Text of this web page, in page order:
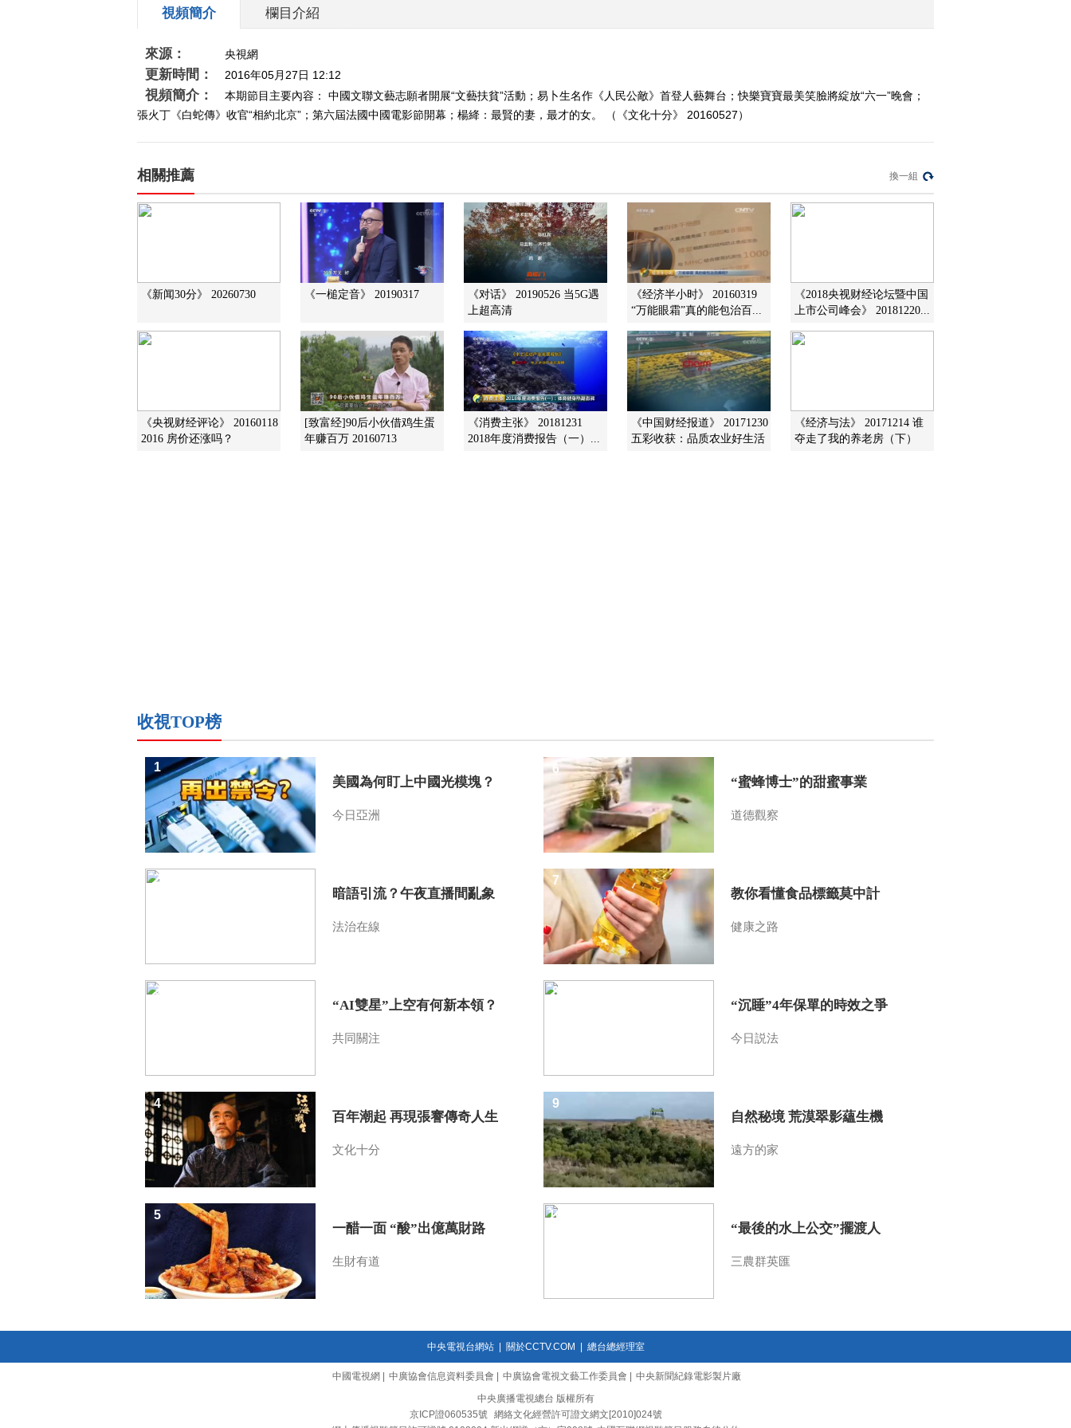
2016-05-19 12:09:12
2016-05-18 12:45:10
《文化十分》 20160517
《文化十分》 20160516
2016-05-11 12:22:09
2016-05-05 14:29:11
《文化十分》 20160503
視頻簡介 欄目介紹
來源： 央視網
更新時間： 2016年05月27日 12:12
視頻簡介：
本期節目主要內容： 中國文聯文藝志願者開展“文藝扶貧”活動；易卜生名作《人民公敵》首登人藝舞台；快樂寶寶最美笑臉將綻放“六一”晚會；
張火丁《白蛇傳》收官“相約北京”；第六屆法國中國電影節開幕；楊絳：最賢的妻，最才的女。 （《文化十分》 20160527）
相關推薦 換一組
《新闻30分》 20260730 《一槌定音》 20190317
《对话》 20190526 当5G遇
上超高清
《经济半小时》 20160319
“万能眼霜”真的能包治百...
《2018央视财经论坛暨中国
上市公司峰会》 20181220...
《央视财经评论》 20160118
2016 房价还涨吗？
[致富经]90后小伙借鸡生蛋
年赚百万 20160713
《消费主张》 20181231
2018年度消费报告（一）...
《中国财经报道》 20171230
五彩收获：品质农业好生活
《经济与法》 20171214 谁
夺走了我的养老房（下）
收視TOP榜
美國為何盯上中國光模塊？
今日亞洲
1
暗語引流？午夜直播間亂象
法治在線
2
“AI雙星”上空有何新本領？
共同關注
3
百年潮起 再現張謇傳奇人生
文化十分
4
一醋一面 “酸”出億萬財路
生財有道
5
“蜜蜂博士”的甜蜜事業
道德觀察
6
教你看懂食品標籤莫中計
健康之路
7
“沉睡”4年保單的時效之爭
今日説法
8
自然秘境 荒漠翠影蘊生機
遠方的家
9
“最後的水上公交”擺渡人
三農群英匯
10
中央電視台網站| 關於CCTV.COM 總台總經理室
中國電視網 中廣協會信息資料委員會 中廣協會電視文藝工作委員會
中央新聞紀錄電影製片廠
中央廣播電視總台 版權所有
京ICP證060535號
網絡文化經營許可證文網文[2010]024號